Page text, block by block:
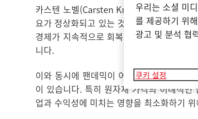
카스텐 노벨(Carsten Knobel) CEO는2021
요가 정상화되고 있는 것을 보고 있습니다.
경제가 지속적으로 회복하고 있음에도 불
니다.
이와 동시에 팬데믹이 어떻게 진행될 것이
이 있습니다. 특히 원자재 가격의 이례적
업과 수익성에 미치는 영향을 최소화하기
우리는 소셜 미
를 제공하기 위
광고 및 분석 협
쿠키 설정